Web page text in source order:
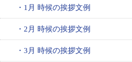
・1月 時候の挨拶文例
・2月 時候の挨拶文例
・3月 時候の挨拶文例